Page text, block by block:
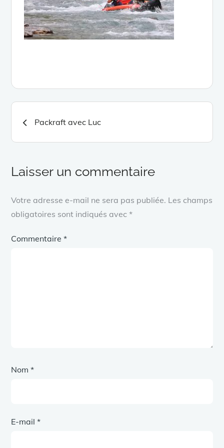
Navigation
de
l’article
Packraft avec Luc
Laisser un commentaire
Votre adresse e-mail ne sera pas publiée. Les champs
obligatoires sont indiqués avec*
Commentaire*
Nom*
E-mail*